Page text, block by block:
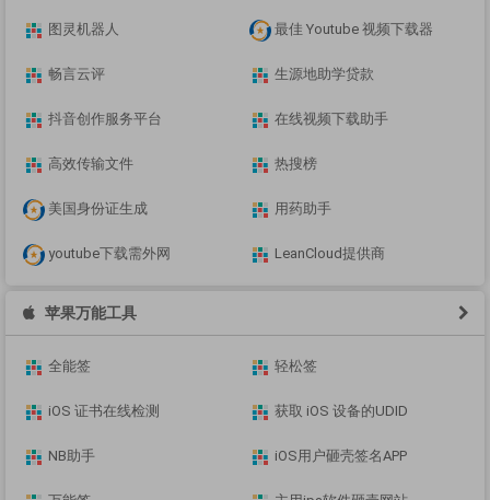
图灵机器人 最佳 Youtube 视频下载器
畅言云评 生源地助学贷款
抖音创作服务平台 在线视频下载助手
高效传输文件 热搜榜
美国身份证生成 用药助手
youtube下载需外网 LeanCloud提供商
苹果万能工具
全能签 轻松签
iOS 证书在线检测 获取 iOS 设备的UDID
NB助手 iOS用户砸壳签名APP